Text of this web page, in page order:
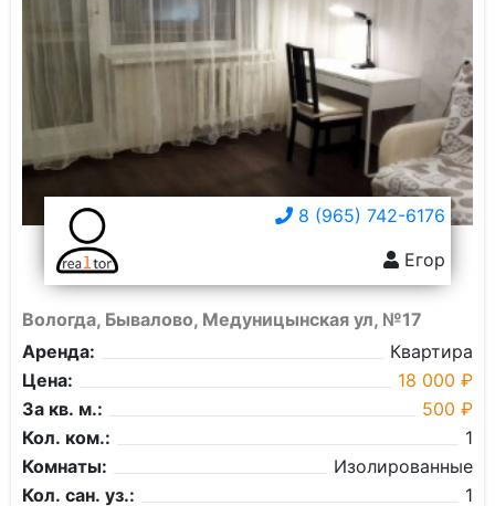
8 (965) 742-6176
Егор
Вологда, Бывалово, Медуницынская ул, №17
Аренда:
Квартира
Цена:
18 000 ₽
За кв. м.:
500 ₽
Кол. ком.:
1
Комнаты:
Изолированные
Кол. сан. уз.:
1